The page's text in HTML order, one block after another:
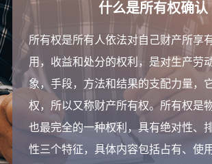
什么是所有权确认
所有权是所有人依法对自己财产所享
用，收益和处分的权利，是对生产劳
象，手段，方法和结果的支配力量，
权，所以又称财产所有权。所有权是
也最完全的一种权利，具有绝对性、
性三个特征，具体内容包括占有、使